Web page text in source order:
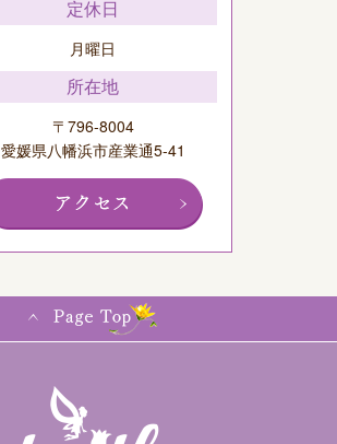
定休日
月曜日
所在地
〒796-8004
愛媛県八幡浜市産業通5-41